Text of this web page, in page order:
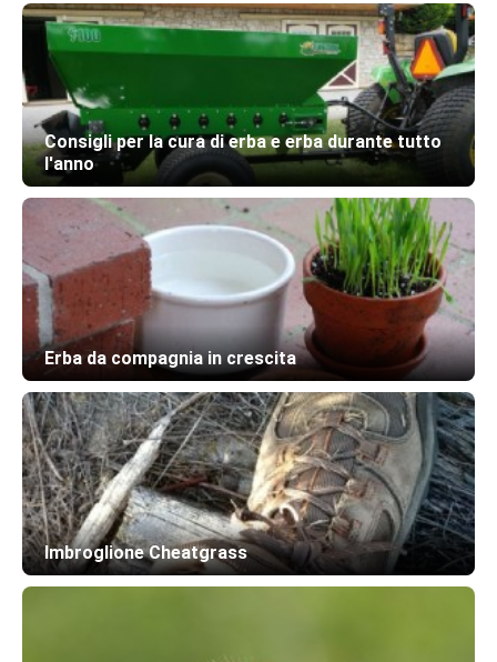
Consigli per la cura di erba e erba durante tutto
l'anno
Erba da compagnia in crescita
Imbroglione Cheatgrass